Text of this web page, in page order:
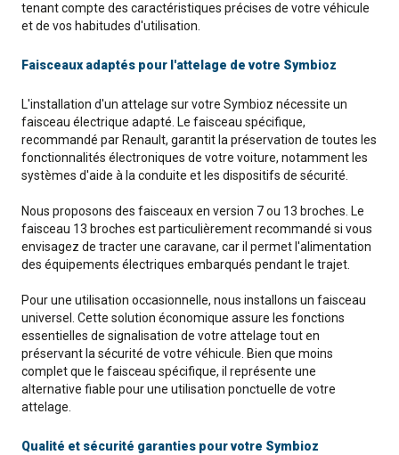
tenant compte des caractéristiques précises de votre véhicule
et de vos habitudes d'utilisation.
Faisceaux adaptés pour l'attelage de votre Symbioz
L'installation d'un attelage sur votre Symbioz nécessite un
faisceau électrique adapté. Le faisceau spécifique,
recommandé par Renault, garantit la préservation de toutes les
fonctionnalités électroniques de votre voiture, notamment les
systèmes d'aide à la conduite et les dispositifs de sécurité.
Nous proposons des faisceaux en version 7 ou 13 broches. Le
faisceau 13 broches est particulièrement recommandé si vous
envisagez de tracter une caravane, car il permet l'alimentation
des équipements électriques embarqués pendant le trajet.
Pour une utilisation occasionnelle, nous installons un faisceau
universel. Cette solution économique assure les fonctions
essentielles de signalisation de votre attelage tout en
préservant la sécurité de votre véhicule. Bien que moins
complet que le faisceau spécifique, il représente une
alternative fiable pour une utilisation ponctuelle de votre
attelage.
Qualité et sécurité garanties pour votre Symbioz